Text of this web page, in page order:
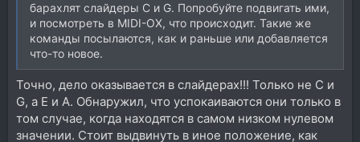
барахлят слайдеры C и G. Попробуйте подвигать ими,
и посмотреть в MIDI-OX, что происходит. Такие же
команды посылаются, как и раньше или добавляется
что-то новое.
Точно, дело оказывается в слайдерах!!! Только не C и
G, а E и A. Обнаружил, что успокаиваются они только в
том случае, когда находятся в самом низком нулевом
значении. Стоит выдвинуть в иное положение, как